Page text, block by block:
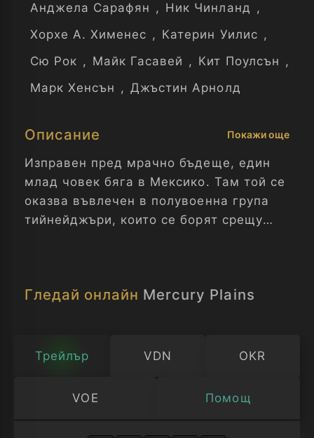
Анджела Сарафян , Ник Чинланд ,
Хорхе А. Хименес , Катерин Уилис ,
Сю Рок , Майк Гасавей , Кит Поулсън ,
Марк Хенсън , Джъстин Арнолд
Описание Покажи още
Изправен пред мрачно бъдеще, един
млад човек бяга в Мексико. Там той се
оказва въвлечен в полувоенна група
тийнейджъри, които се борят срещу
Гледай онлайн Mercury Plains
Трейлър VDN OKR
VOE Помощ
Изберете